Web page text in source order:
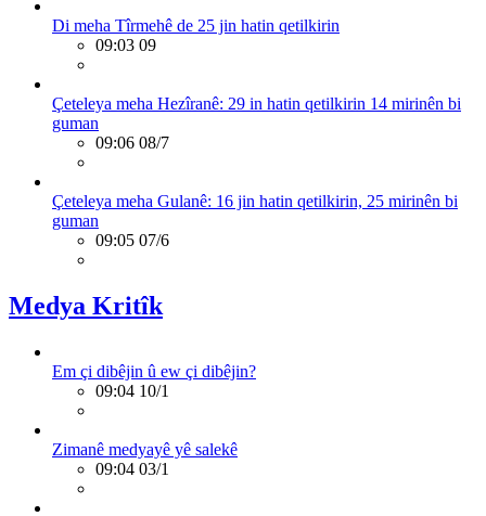
Di meha Tîrmehê de 25 jin hatin qetilkirin
09:03 09
Çeteleya meha Hezîranê: 29 in hatin qetilkirin 14 mirinên bi
guman
09:06 08/7
Çeteleya meha Gulanê: 16 jin hatin qetilkirin, 25 mirinên bi
guman
09:05 07/6
Medya Kritîk
Em çi dibêjin û ew çi dibêjin?
09:04 10/1
Zimanê medyayê yê salekê
09:04 03/1